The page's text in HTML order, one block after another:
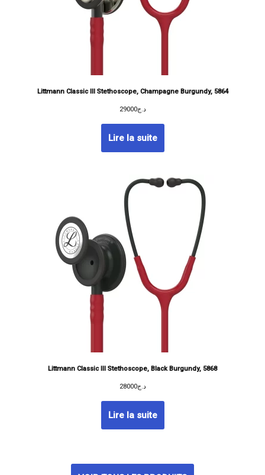
Littmann Classic III Stethoscope, Champagne Burgundy, 5864
د.ج29000
Lire la suite
Littmann Classic III Stethoscope, Black Burgundy, 5868
د.ج28000
Lire la suite